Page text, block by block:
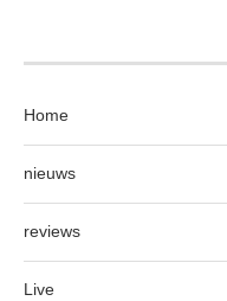
Home
nieuws
reviews
Live